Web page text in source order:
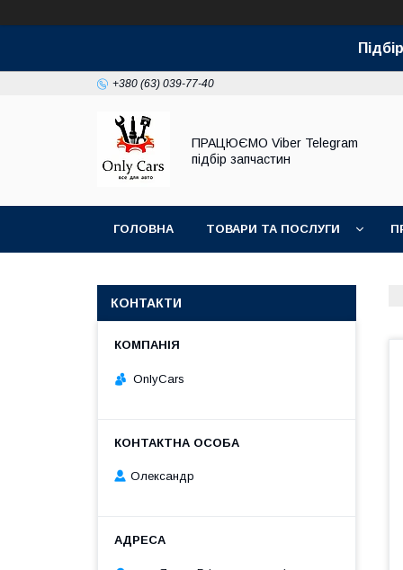
+380 (63) 039-77-40
ПРАЦЮЄМО Viber Telegram
підбір запчастин
ГОЛОВНА ТОВАРИ ТА ПОСЛУГИ
КОНТАКТИ
OnlyCars
Олександр